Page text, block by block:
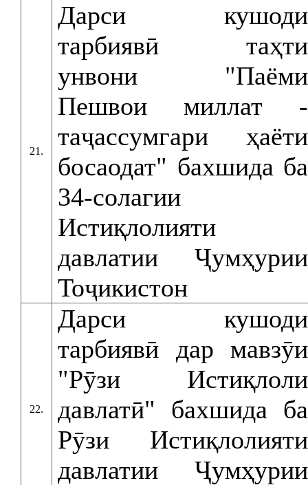
21.
Дарси кушоди
тарбиявӣ таҳти
унвони "Паёми
Пешвои миллат -
таҷассумгари ҳаёти
босаодат" бахшида ба
34-солагии
Истиқлолияти
давлатии Ҷумҳурии
Тоҷикистон
22.
Дарси кушоди
тарбиявӣ дар мавзӯи
"Рӯзи Истиқлоли
давлатӣ" бахшида ба
Рӯзи Истиқлолияти
давлатии Ҷумҳурии